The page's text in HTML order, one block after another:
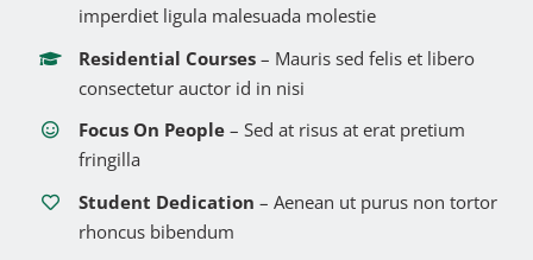
imperdiet ligula malesuada molestie
Residential Courses – Mauris sed felis et libero
consectetur auctor id in nisi
Focus On People – Sed at risus at erat pretium
fringilla
Student Dedication – Aenean ut purus non tortor
rhoncus bibendum